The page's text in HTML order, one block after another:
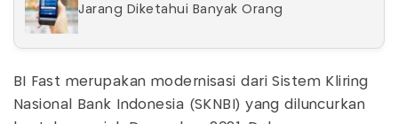
Jarang Diketahui Banyak Orang
BI Fast merupakan modernisasi dari Sistem Kliring
Nasional Bank Indonesia (SKNBI) yang diluncurkan